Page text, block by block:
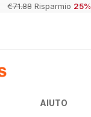
€71.88 Risparmio 25%
AIUTO